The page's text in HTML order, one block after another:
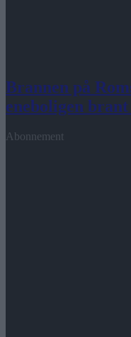
Brannen på
eneboligen
Abonnement